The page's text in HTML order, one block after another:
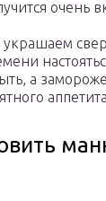
очень
украшаем
а